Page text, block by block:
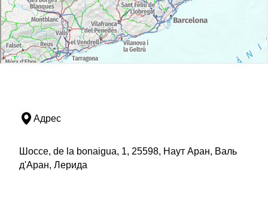
Адрес
Шоссе, de la bonaigua, 1, 25598, Наут Аран, Валь
д'Аран, Лерида